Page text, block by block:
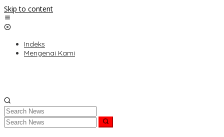
Skip to content
Indeks
Mengenai Kami